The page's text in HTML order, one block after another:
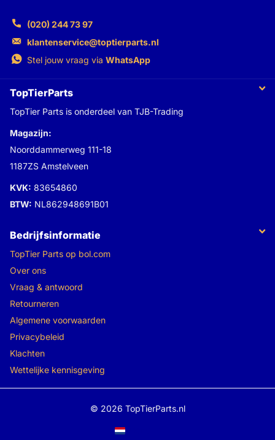
(020) 244 73 97
klantenservice@toptierparts.nl
Stel jouw vraag via WhatsApp
TopTierParts
TopTier Parts is onderdeel van TJB-Trading
Magazijn:
Noorddammerweg 111-18
1187ZS Amstelveen
KVK: 83654860
BTW: NL862948691B01
Bedrijfsinformatie
TopTier Parts op bol.com
Over ons
Vraag & antwoord
Retourneren
Algemene voorwaarden
Privacybeleid
Klachten
Wettelijke kennisgeving
© 2026 TopTierParts.nl